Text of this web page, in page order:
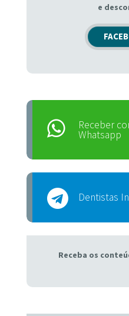
e
Receber
Whatsapp
Dentistas
Receba os